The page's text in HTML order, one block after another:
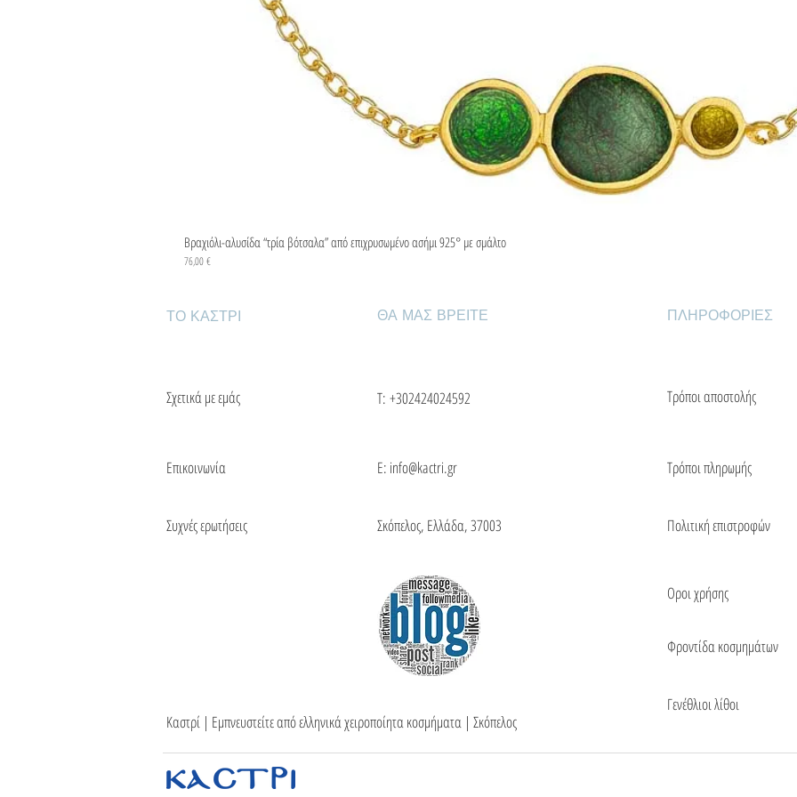
Βραχιόλι-αλυσίδα “τρία βότσαλα” από επιχρυσωμένο ασήμι 925° με σμάλτο
Τιμή
76,00 €
ΤΟ ΚΑΣΤΡΙ
Σχετικά με εμάς
Επικοινωνία
Συχνές ερωτήσεις
ΘΑ ΜΑΣ ΒΡΕΙΤΕ
Τ: +302424024592
Ε: info@kactri.gr
Σκόπελος, Ελλάδα, 37003
ΠΛΗΡΟΦΟΡΙΕΣ
Τρόποι αποστολής
Τρόποι πληρωμής
Πολιτική επιστροφών
Οροι χρήσης
Φροντίδα κοσμημάτων
Γενέθλιοι λίθοι
Καστρί | Εμπνευστείτε από ελληνικά χειροποίητα κοσμήματα | Σκόπελος